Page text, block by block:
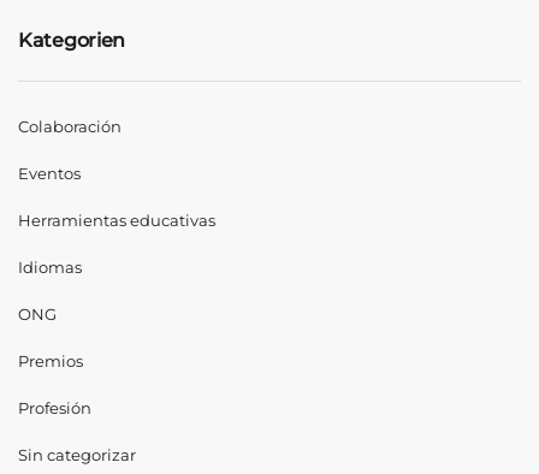
Kategorien
Colaboración
Eventos
Herramientas educativas
Idiomas
ONG
Premios
Profesión
Sin categorizar